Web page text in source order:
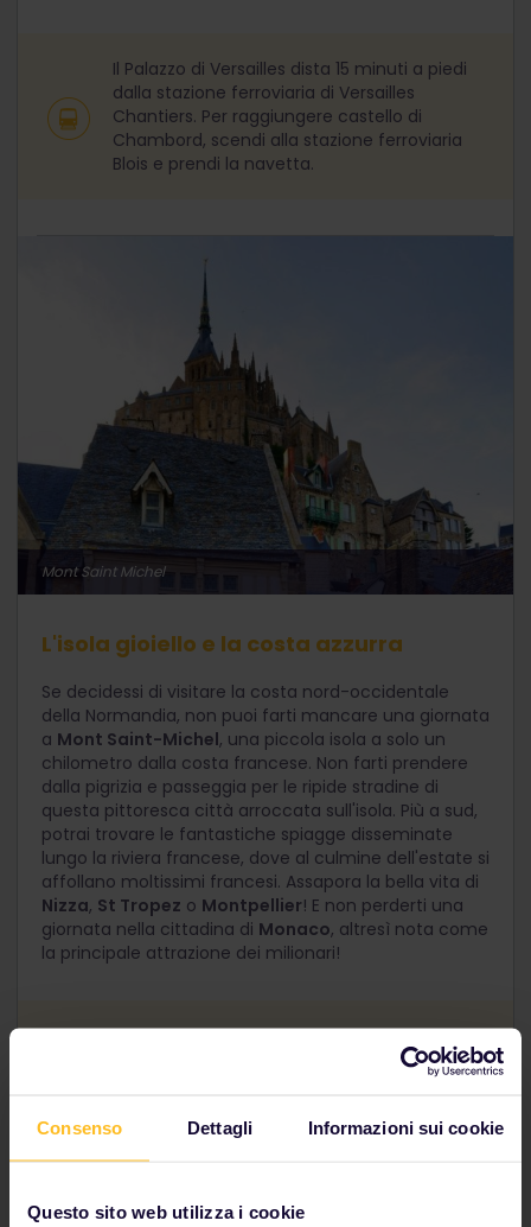
Consenso Dettagli Informazioni sui cookie
Questo sito web utilizza i cookie
Il Palazzo di Versailles dista 15 minuti a piedi
dalla stazione ferroviaria di Versailles
Chantiers. Per raggiungere castello di
Chambord, scendi alla stazione ferroviaria
Blois e prendi la navetta.
Mont Saint Michel
L'isola gioiello e la costa azzurra
Se decidessi di visitare la costa nord-occidentale
della Normandia, non puoi farti mancare una giornata
a Mont Saint-Michel, una piccola isola a solo un
chilometro dalla costa francese. Non farti prendere
dalla pigrizia e passeggia per le ripide stradine di
questa pittoresca città arroccata sull'isola. Più a sud,
potrai trovare le fantastiche spiagge disseminate
lungo la riviera francese, dove al culmine dell'estate si
affollano moltissimi francesi. Assapora la bella vita di
Nizza, St Tropez o Montpellier! E non perderti una
giornata nella cittadina di Monaco, altresì nota come
la principale attrazione dei milionari!
Prendi il treno per Rennes o Dol de Bretagne,
dove potrai salire su un autobus per Mont St.